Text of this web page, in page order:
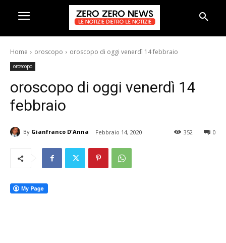
Home oroscopo oroscopo di oggi venerdì 14 febbraio
oroscopo
oroscopo di oggi venerdì 14
febbraio
By Gianfranco D'Anna Febbraio 14, 2020 0
352